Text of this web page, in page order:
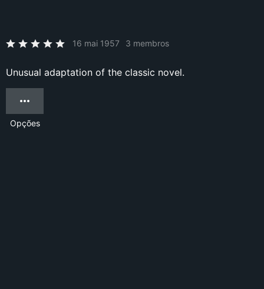
16 mai 1957 3 membros
Unusual adaptation of the classic novel.
Opções